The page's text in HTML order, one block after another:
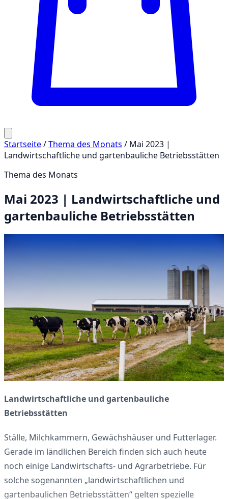
Startseite/Thema des Monats / Mai 2023 |
Landwirtschaftliche und gartenbauliche Betriebsstätten
Thema des Monats
Mai 2023 | Landwirtschaftliche und
gartenbauliche Betriebsstätten
Landwirtschaftliche und gartenbauliche
Betriebsstätten
Ställe, Milchkammern, Gewächshäuser und Futterlager.
Gerade im ländlichen Bereich finden sich auch heute
noch einige Landwirtschafts- und Agrarbetriebe. Für
solche sogenannten „landwirtschaftlichen und
gartenbaulichen Betriebsstätten“ gelten spezielle